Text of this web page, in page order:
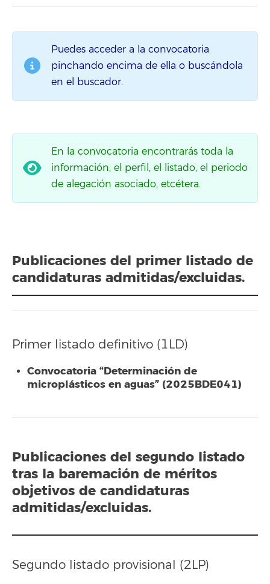
Puedes acceder a la convocatoria
pinchando encima de ella o buscándola
en el buscador.
En la convocatoria encontrarás toda la
información; el perfil, el listado, el periodo
de alegación asociado, etcétera.
Publicaciones del primer listado de
candidaturas admitidas/excluidas.
Primer listado definitivo (1LD)
Convocatoria “Determinación de
microplásticos en aguas” (2025BDE041)
Publicaciones del segundo listado
tras la baremación de méritos
objetivos de candidaturas
admitidas/excluidas.
Segundo listado provisional (2LP)